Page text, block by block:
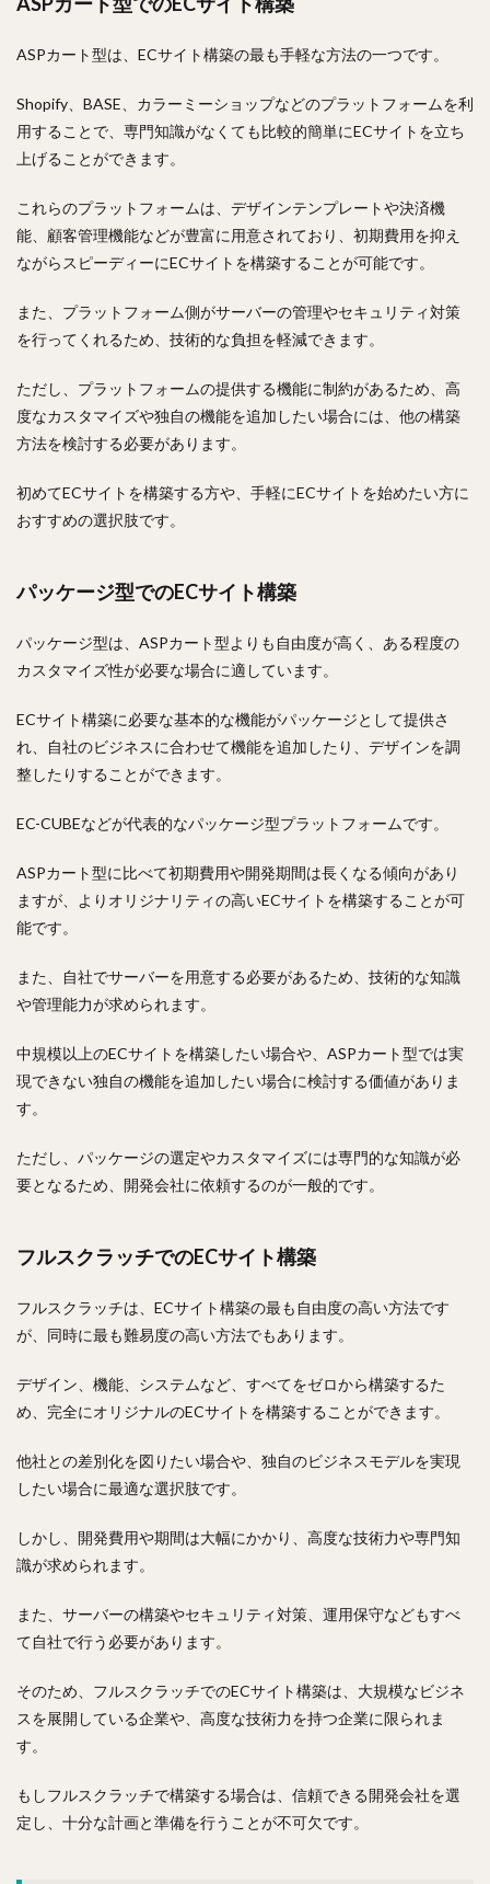
ASPカート型は、ECサイト構築の最も手軽な方法の一つです。
Shopify、BASE、カラーミーショップなどのプラットフォームを利
用することで、専門知識がなくても比較的簡単にECサイトを立ち
上げることができます。
これらのプラットフォームは、デザインテンプレートや決済機
能、顧客管理機能などが豊富に用意されており、初期費用を抑え
ながらスピーディーにECサイトを構築することが可能です。
また、プラットフォーム側がサーバーの管理やセキュリティ対策
を行ってくれるため、技術的な負担を軽減できます。
ただし、プラットフォームの提供する機能に制約があるため、高
度なカスタマイズや独自の機能を追加したい場合には、他の構築
方法を検討する必要があります。
初めてECサイトを構築する方や、手軽にECサイトを始めたい方に
おすすめの選択肢です。
パッケージ型でのECサイト構築
パッケージ型は、ASPカート型よりも自由度が高く、ある程度の
カスタマイズ性が必要な場合に適しています。
ECサイト構築に必要な基本的な機能がパッケージとして提供さ
れ、自社のビジネスに合わせて機能を追加したり、デザインを調
整したりすることができます。
EC-CUBEなどが代表的なパッケージ型プラットフォームです。
ASPカート型に比べて初期費用や開発期間は長くなる傾向があり
ますが、よりオリジナリティの高いECサイトを構築することが可
能です。
また、自社でサーバーを用意する必要があるため、技術的な知識
や管理能力が求められます。
中規模以上のECサイトを構築したい場合や、ASPカート型では実
現できない独自の機能を追加したい場合に検討する価値がありま
す。
ただし、パッケージの選定やカスタマイズには専門的な知識が必
要となるため、開発会社に依頼するのが一般的です。
フルスクラッチでのECサイト構築
フルスクラッチは、ECサイト構築の最も自由度の高い方法です
が、同時に最も難易度の高い方法でもあります。
デザイン、機能、システムなど、すべてをゼロから構築するた
め、完全にオリジナルのECサイトを構築することができます。
他社との差別化を図りたい場合や、独自のビジネスモデルを実現
したい場合に最適な選択肢です。
しかし、開発費用や期間は大幅にかかり、高度な技術力や専門知
識が求められます。
また、サーバーの構築やセキュリティ対策、運用保守などもすべ
て自社で行う必要があります。
そのため、フルスクラッチでのECサイト構築は、大規模なビジネ
スを展開している企業や、高度な技術力を持つ企業に限られま
す。
もしフルスクラッチで構築する場合は、信頼できる開発会社を選
定し、十分な計画と準備を行うことが不可欠です。